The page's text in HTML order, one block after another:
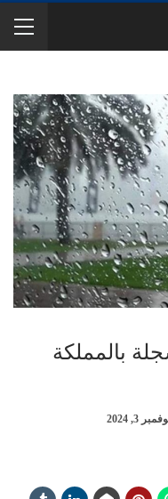
بالمملكة
3, 2024